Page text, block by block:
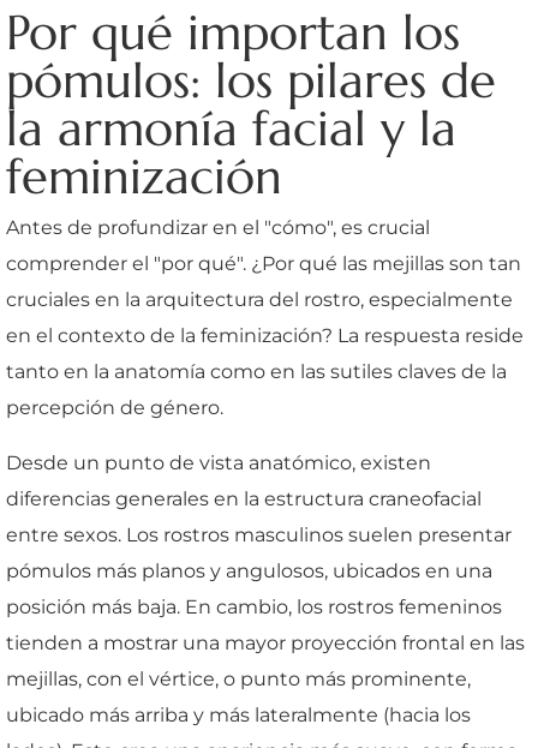
Por qué importan los
pómulos: los pilares de
la armonía facial y la
feminización
Antes de profundizar en el "cómo", es crucial
comprender el "por qué". ¿Por qué las mejillas son tan
cruciales en la arquitectura del rostro, especialmente
en el contexto de la feminización? La respuesta reside
tanto en la anatomía como en las sutiles claves de la
percepción de género.
Desde un punto de vista anatómico, existen
diferencias generales en la estructura craneofacial
entre sexos. Los rostros masculinos suelen presentar
pómulos más planos y angulosos, ubicados en una
posición más baja. En cambio, los rostros femeninos
tienden a mostrar una mayor proyección frontal en las
mejillas, con el vértice, o punto más prominente,
ubicado más arriba y más lateralmente (hacia los